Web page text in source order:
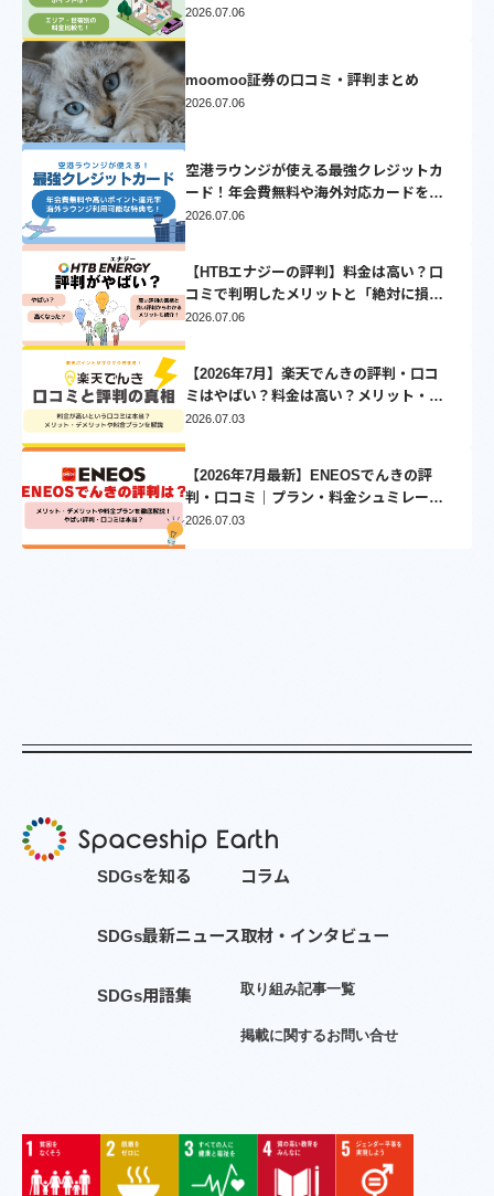
較シミュレーション【2025】
2026.07.06
moomoo証券の口コミ・評判まとめ
2026.07.06
空港ラウンジが使える最強クレジットカ
ード！年会費無料や海外対応カードを厳
選
2026.07.06
【HTBエナジーの評判】料金は高い？口
コミで判明したメリットと「絶対に損し
ない」乗り換え先3選
2026.07.06
【2026年7月】楽天でんきの評判・口コ
ミはやばい？料金は高い？メリット・デ
メリットを徹底比較
2026.07.03
【2026年7月最新】ENEOSでんきの評
判・口コミ｜プラン・料金シュミレーシ
ョンとVポイントについて徹底解説
2026.07.03
SDGsを知る
SDGs最新ニュース
SDGs用語集
コラム
取材・ イ ンタ ビュー
取り組み記事一覧
掲載に関するお問い合せ